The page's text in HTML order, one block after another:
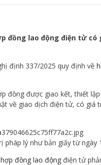
đồng lao động điện tử
định 337/2025 quy định về
đồng được giao kết, thiết
về giao dịch điện tử, có giá
lý như bản giấy từ ngày
hợp đồng lao động điện tử